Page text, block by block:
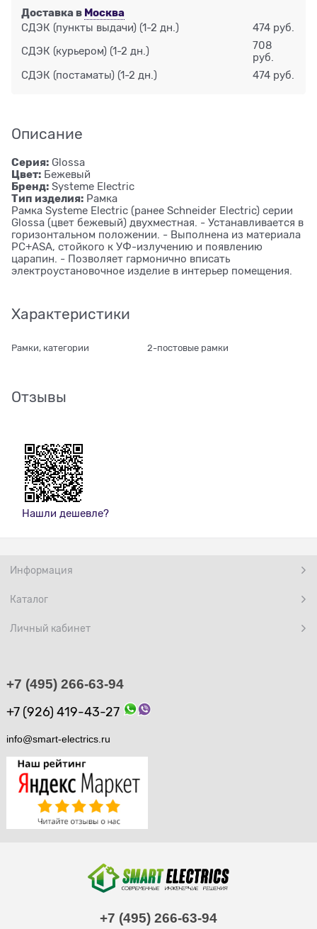
Доставка в Москва
СДЭК (пункты выдачи) (1-2 дн.) 474 руб.
СДЭК (курьером) (1-2 дн.)
708
руб.
СДЭК (постаматы) (1-2 дн.) 474 руб.
Описание
Серия: Glossa
Цвет: Бежевый
Бренд: Systeme Electric
Тип изделия: Рамка
Рамка Systeme Electric (ранее Schneider Electric) серии
Glossa (цвет бежевый) двухместная. - Устанавливается в
горизонтальном положении. - Выполнена из материала
PС+ASA, стойкого к УФ-излучению и появлению
царапин. - Позволяет гармонично вписать
электроустановочное изделие в интерьер помещения.
Характеристики
Рамки, категории 2-постовые рамки
Отзывы
Нашли дешевле?
Информация
Каталог
Личный кабинет
+7 (495) 266-63-94
+7 (926) 419-43-27
info@smart-electrics.ru
+7 (495) 266-63-94